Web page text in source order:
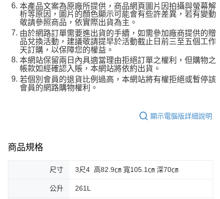
本產品文案為原廠所提供，商品網頁圖片因拍攝與螢幕解
析等原因，圖片的顏色顯示可能會有些許差異，若有變動
敬請參照商品，依實際出貨為主。
由於網路訂單需要進出貨的手續，如需參加廠商提供的贈
品兌換活動，建議敬請提早於活動截止日前三至五個工作
天訂購，以保障您的權益。
本網站保留兩日內具適當理由拒絕訂單之權利，但購物之
帳款如經確認入賬，本網站將依約出貨。
若個別會員的退貨比例過高，本網站將有權拒絕或暫停該
會員的網路購物權利。
顯示電腦版詳細說明
商品規格
尺寸 3尺4 高82.9㎝ 寬105.1㎝ 深70㎝
公升 261L